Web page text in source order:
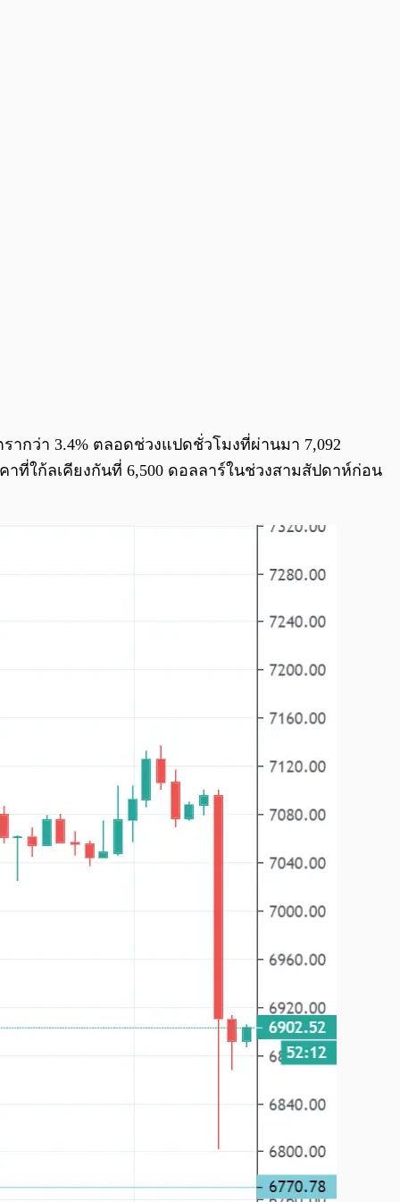
/0:00
ากว่า 3.4% ตลอดช่วงแปดชั่วโมงที่ผ่านมา 7,092
ที่ใก้ลเคียงกันที่ 6,500 ดอลลาร์ในช่วงสามสัปดาห์ก่อน